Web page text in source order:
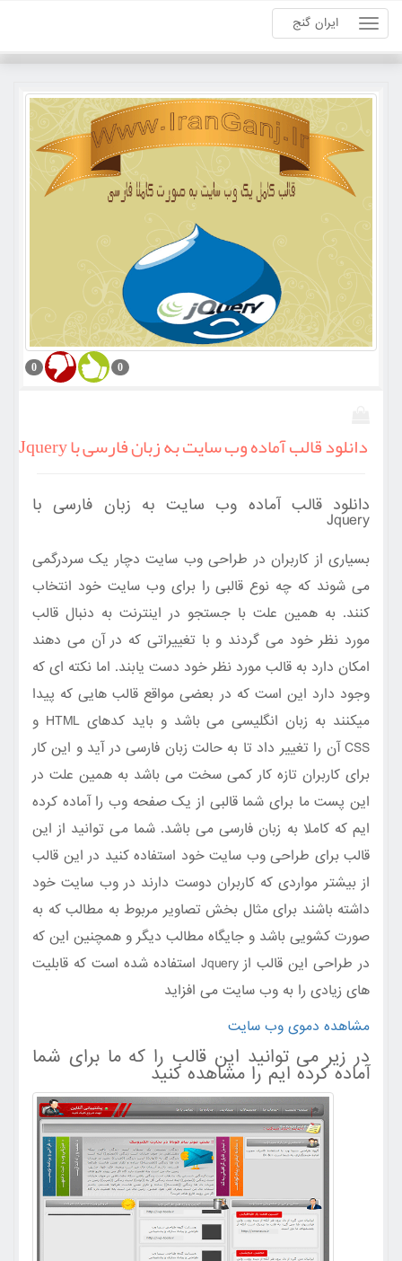
ایران گنج
0
0
دانلود قالب آماده وب سایت به زبان فارسی با Jquery
دانلود قالب آماده وب سایت به زبان فارسی با
Jquery
بسیاری از کاربران در طراحی وب سایت دچار یک سردرگمی
می شوند که چه نوع قالبی را برای وب سایت خود انتخاب
کنند. به همین علت با جستجو در اینترنت به دنبال قالب
مورد نظر خود می گردند و با تغییراتی که در آن می دهند
امکان دارد به قالب مورد نظر خود دست یابند. اما نکته ای که
وجود دارد این است که در بعضی مواقع قالب هایی که پیدا
میکنند به زبان انگلیسی می باشد و باید کدهای HTML و
CSS آن را تغییر داد تا به حالت زبان فارسی در آید و این کار
برای کاربران تازه کار کمی سخت می باشد به همین علت در
این پست ما برای شما قالبی از یک صفحه وب را آماده کرده
ایم که کاملا به زبان فارسی می باشد. شما می توانید از این
قالب برای طراحی وب سایت خود استفاده کنید در این قالب
از بیشتر مواردی که کاربران دوست دارند در وب سایت خود
داشته باشند برای مثال بخش تصاویر مربوط به مطالب که به
صورت کشویی باشد و جایگاه مطالب دیگر و همچنین این که
در طراحی این قالب از Jquery استفاده شده است که قابلیت
های زیادی را به وب سایت می افزاید
مشاهده دموی وب سایت
در زیر می توانید این قالب را که ما برای شما
آماده کرده ایم را مشاهده کنید